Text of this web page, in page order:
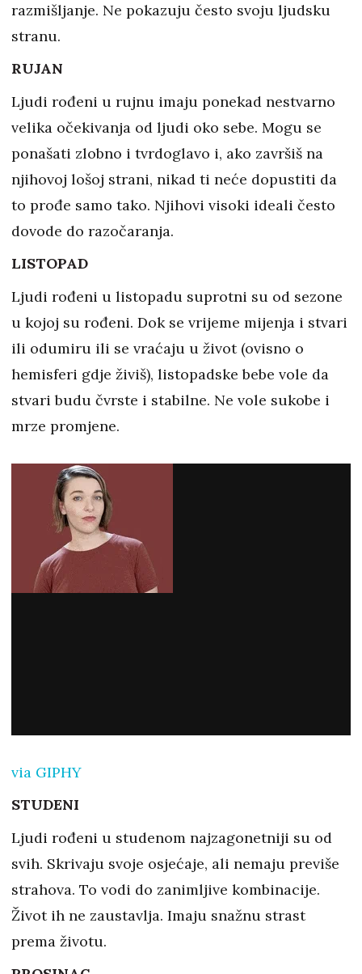
razmišljanje. Ne pokazuju često svoju ljudsku
stranu.
RUJAN
Ljudi rođeni u rujnu imaju ponekad nestvarno
velika očekivanja od ljudi oko sebe. Mogu se
ponašati zlobno i tvrdoglavo i, ako završiš na
njihovoj lošoj strani, nikad ti neće dopustiti da
to prođe samo tako. Njihovi visoki ideali često
dovode do razočaranja.
LISTOPAD
Ljudi rođeni u listopadu suprotni su od sezone
u kojoj su rođeni. Dok se vrijeme mijenja i stvari
ili odumiru ili se vraćaju u život (ovisno o
hemisferi gdje živiš), listopadske bebe vole da
stvari budu čvrste i stabilne. Ne vole sukobe i
mrze promjene.
via GIPHY
STUDENI
Ljudi rođeni u studenom najzagonetniji su od
svih. Skrivaju svoje osjećaje, ali nemaju previše
strahova. To vodi do zanimljive kombinacije.
Život ih ne zaustavlja. Imaju snažnu strast
prema životu.